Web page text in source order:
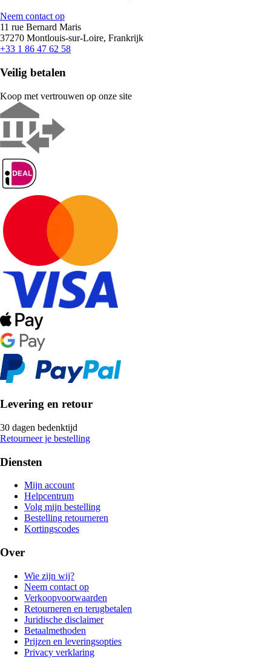
Neem contact op
11 rue Bernard Maris
37270 Montlouis-sur-Loire, Frankrijk
+33 1 86 47 62 58
Veilig betalen
Koop met vertrouwen op onze site
Levering en retour
30 dagen bedenktijd
Retourneer je bestelling
Diensten
Mijn account
Helpcentrum
Volg mijn bestelling
Bestelling retourneren
Kortingscodes
Over
Wie zijn wij?
Neem contact op
Verkoopvoorwaarden
Retourneren en terugbetalen
Juridische disclaimer
Betaalmethoden
Prijzen en leveringsopties
Privacy verklaring